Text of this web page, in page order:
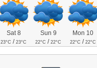
Sat 8
23°C /23°C
Sun 9
22°C /22°C
Mon 10
22°C /22°C